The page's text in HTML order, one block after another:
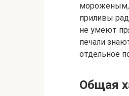
мороженым,
приливы
не умеют
печали
отдельное
Общая